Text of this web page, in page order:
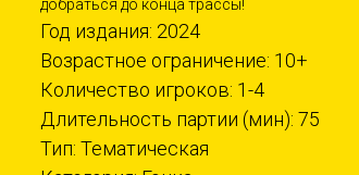
добраться до конца трассы!
Год издания: 2024
Возрастное ограничение: 10+
Количество игроков: 1-4
Длительность партии (мин): 75
Тип: Тематическая